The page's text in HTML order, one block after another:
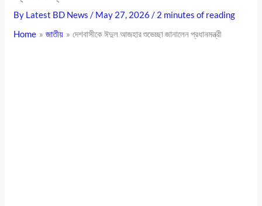
By Latest BD News/ May 27, 2026/ 2 minutes of reading
Home
জাতীয় দেশবাসীকে ঈদুল আজহার শুভেচ্ছা জানালেন প্রধানমন্ত্রী